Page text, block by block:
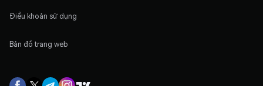
Điều khoản sử dụng
Bản đồ trang web